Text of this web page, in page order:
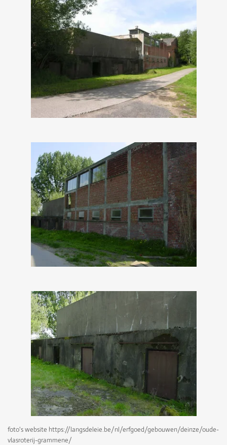
foto's website https://langsdeleie.be/nl/erfgoed/gebouwen/deinze/oude-
vlasroterij-grammene/